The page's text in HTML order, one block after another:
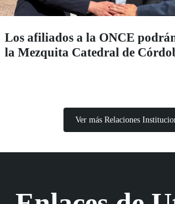
Los afiliados a la ONCE
la Mezquita Catedral de
Ver más Relaciones